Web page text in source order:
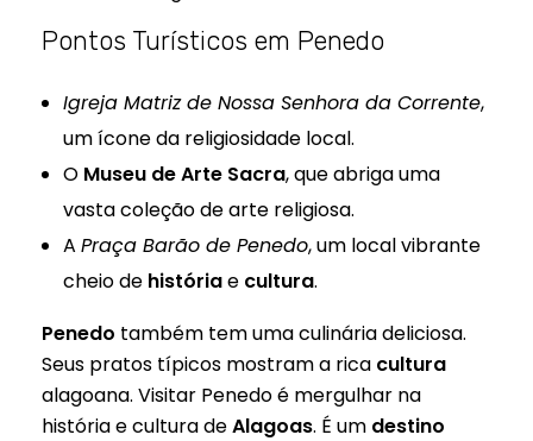
Pontos Turísticos em Penedo
Igreja Matriz de Nossa Senhora da Corrente,
um ícone da religiosidade local.
O Museu de Arte Sacra, que abriga uma
vasta coleção de arte religiosa.
A Praça Barão de Penedo, um local vibrante
cheio de históriae cultura.
Penedo também tem uma culinária deliciosa.
Seus pratos típicos mostram a rica cultura
alagoana. Visitar Penedo é mergulhar na
história e cultura deAlagoas. É um destino